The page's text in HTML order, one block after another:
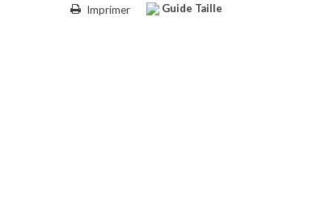
Guide Taille
Imprimer